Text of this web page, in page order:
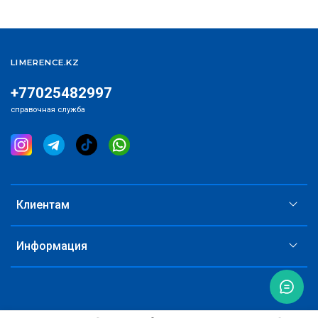
Клиентам
Информация
+77025482997
справочная служба
LIMERENCE.KZ